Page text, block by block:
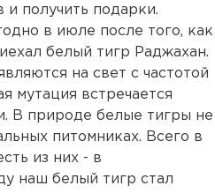
и получить подарки.
в июле после того, как
белый тигр Раджахан.
на свет с частотой
мутация встречается
В природе белые тигры не
питомниках. Всего в
из них - в
наш белый тигр стал